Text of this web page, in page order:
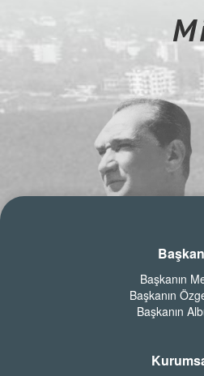
Başkan
Başkanın
Başkanın
Başkanın